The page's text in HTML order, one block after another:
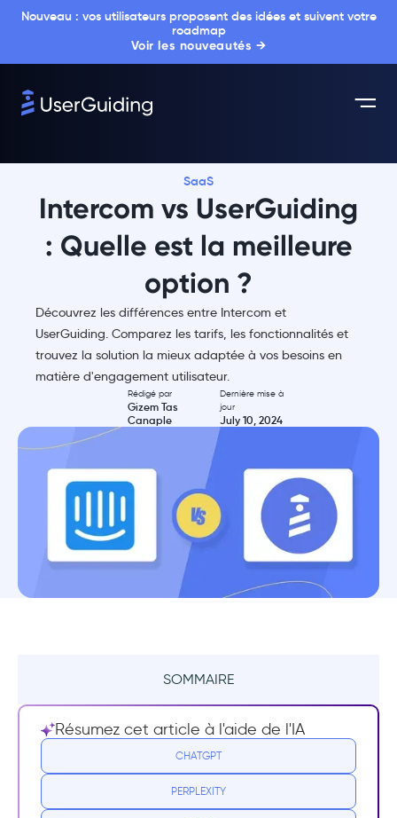
Nouveau : vos utilisateurs proposent des idées et suivent votre
roadmap
Voir les nouveautés →
SaaS
Intercom vs UserGuiding
: Quelle est la meilleure
option ?
Découvrez les différences entre Intercom et
UserGuiding. Comparez les tarifs, les fonctionnalités et
trouvez la solution la mieux adaptée à vos besoins en
matière d'engagement utilisateur.
Rédigé par
Gizem Tas
Canaple
Dernière mise à
jour
July 10, 2024
SOMMAIRE
Qu'est-ce qu'Intercom ?
Cas d'utilisation d'Intercom
Résumez cet article à l'aide de l'IA
CHATGPT
PERPLEXITY